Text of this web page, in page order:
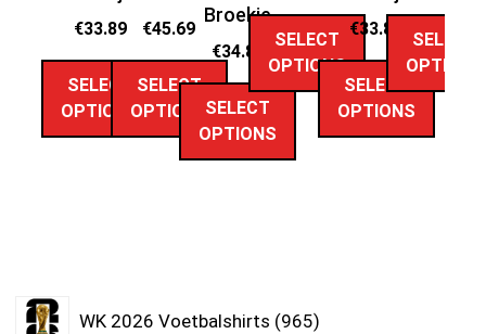
€33.89
SELECT
OPTIONS
€45.69
SELECT
OPTIONS
Broekje
€34.89
SELECT
OPTIONS
SELECT
OPTIONS
€33.89
SELECT
OPTIONS
SELECT
OPTIONS
WK 2026 Voetbalshirts 965